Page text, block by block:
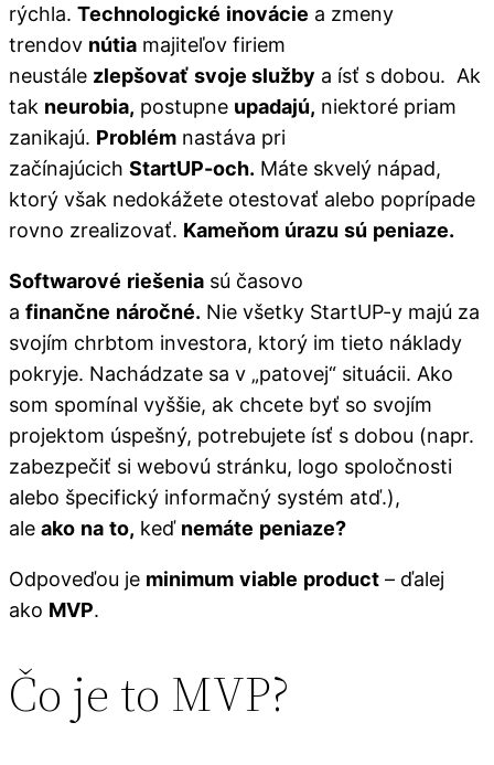
rýchla. Technologické inovácie a zmeny
trendov nútia majiteľov firiem
neustále zlepšovať svoje služby a ísť s dobou. Ak
tak neurobia, postupne upadajú, niektoré priam
zanikajú. Problém nastáva pri
začínajúcich StartUP-och. Máte skvelý nápad,
ktorý však nedokážete otestovať alebo poprípade
rovno zrealizovať. Kameňom úrazu sú peniaze.
Softwarové riešenia sú časovo
a finančne náročné. Nie všetky StartUP-y majú za
svojím chrbtom investora, ktorý im tieto náklady
pokryje. Nachádzate sa v „patovej“ situácii. Ako
som spomínal vyššie, ak chcete byť so svojím
projektom úspešný, potrebujete ísť s dobou (napr.
zabezpečiť si webovú stránku, logo spoločnosti
alebo špecifický informačný systém atď.),
ale ako na to, keď nemáte peniaze?
Odpoveďou je minimum viable product – ďalej
ako MVP.
Čo je to MVP?